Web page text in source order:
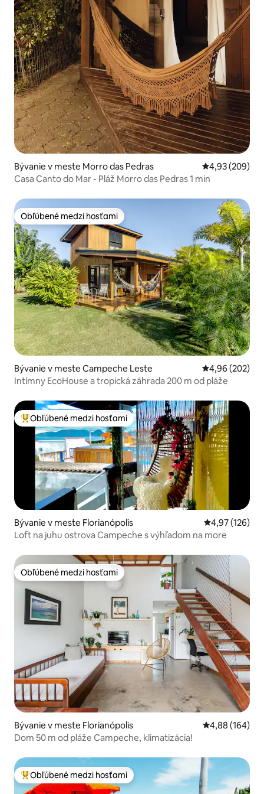
Bývanie v meste Morro das Pedras Priemerné
4,93 (209)
Casa Canto do Mar - Pláž Morro das Pedras 1 min
Obľúbené medzi hosťami
Obľúbené medzi hosťami
Bývanie v meste Campeche Leste Priemerné
4,96 (202)
Intímny EcoHouse a tropická záhrada 200 m od pláže
Najobľúbenejšie medzi hosťami
Obľúbené medzi hosťami
Bývanie v meste Florianópolis Priemerné
4,97 (126)
Loft na juhu ostrova Campeche s výhľadom na more
Obľúbené medzi hosťami
Obľúbené medzi hosťami
Bývanie v meste Florianópolis Priemerné
4,88 (164)
Dom 50 m od pláže Campeche, klimatizácia!
Najobľúbenejšie medzi hosťami
Obľúbené medzi hosťami